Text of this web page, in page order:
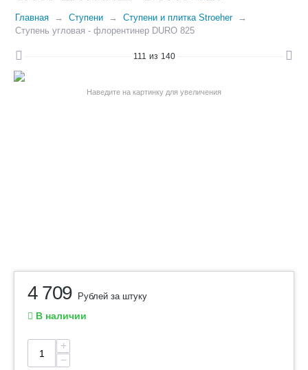
Главная Ступени
Ступени и плитка Stroeher
Ступень угловая - флорентинер DURO 825
111 из 140
Наведите на картинку для увеличения
4 709 Рублей за штуку
В наличии
+
−